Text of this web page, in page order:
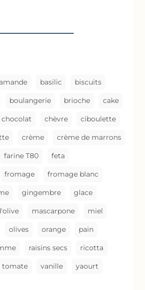
basilic biscuits
boulangerie brioche cake
chocolat chèvre ciboulette
crème crème de marrons
farine T80 feta
fromage fromage blanc
gingembre glace
mascarpone miel
olives orange pain
raisins secs ricotta
tomate vanille yaourt